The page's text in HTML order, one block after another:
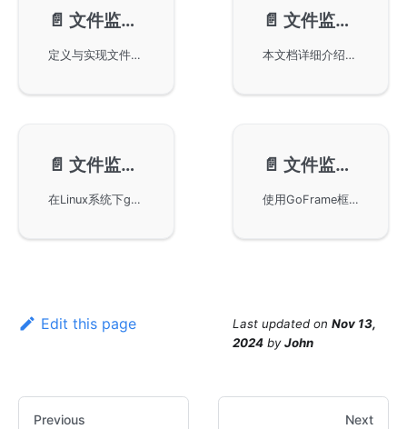
📄️ 文件监控-添加监控
定义与实现文件监控功能，利用GoFrame框架中的gfsnotify库实现对指定目录下文件的创建、写入、删除、重命名和权限修改等事件进行监控。支持递归监控，自动检测目录及子目录中文件的变化，并灵活设置监控选项，实时输出与目录相关的文件事件信息。
📄️ 文件监控-移除监控
本文档详细介绍如何在GoFrame框架中使用Remove方法和RemoveCallback方法来移除对文件和目录的监控回调功能，通过示例代码说明了如何添加和移除监控回调，从而提高系统资源的利用效率，确保文件操作监控的灵活性和可控性。
📄️ 文件监控-系统参数
在Linux系统下gfsnotify模块通过inotify特性实现文件和目录监控，受限于系统内核参数如fs.inotify.max_user_instances和fs.inotify.max_user_watches，通过命令行可以查看和修改这些参数以适应不同的监控需求。
📄️ 文件监控-gfsnotify
使用GoFrame框架中gfsnotify模块来实现文件和目录的监控。gfsnotify能够检测文件的增加、删除、修改、重命名等变动操作，并提供方便的接口函数如Add和Remove进行监控和取消监控操作。适用于*nix系统的inotify机制，在使用时会受到系统内核参数的限制。通过实例代码展示如何设置、移除监控及进行文件操作监控。
Edit this page Last updated on Nov 13,
2024 byJohn
Previous Next